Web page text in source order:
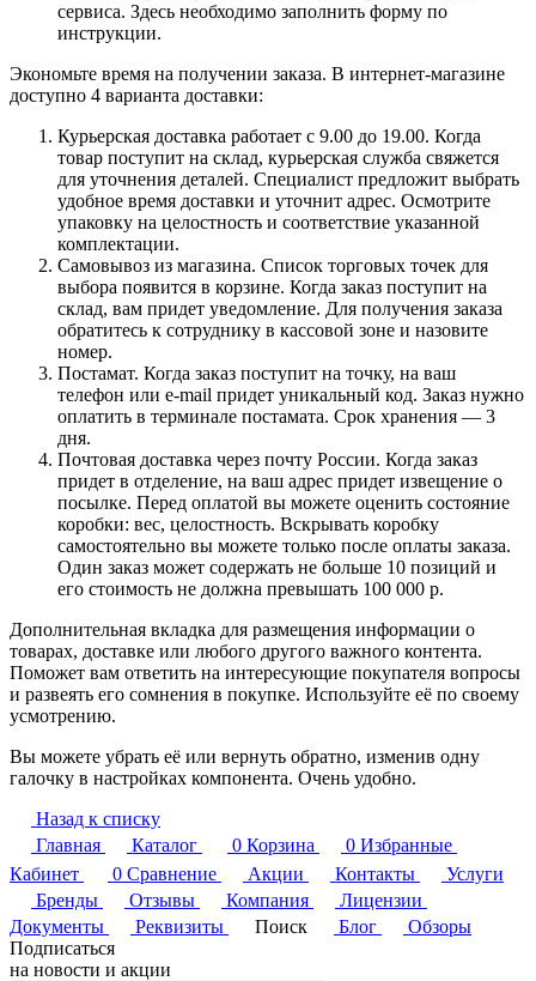
сервиса. Здесь необходимо заполнить форму по
инструкции.
Экономьте время на получении заказа. В интернет-магазине
доступно 4 варианта доставки:
Курьерская доставка работает с 9.00 до 19.00. Когда
товар поступит на склад, курьерская служба свяжется
для уточнения деталей. Специалист предложит выбрать
удобное время доставки и уточнит адрес. Осмотрите
упаковку на целостность и соответствие указанной
комплектации.
Самовывоз из магазина. Список торговых точек для
выбора появится в корзине. Когда заказ поступит на
склад, вам придет уведомление. Для получения заказа
обратитесь к сотруднику в кассовой зоне и назовите
номер.
Постамат. Когда заказ поступит на точку, на ваш
телефон или e-mail придет уникальный код. Заказ нужно
оплатить в терминале постамата. Срок хранения — 3
дня.
Почтовая доставка через почту России. Когда заказ
придет в отделение, на ваш адрес придет извещение о
посылке. Перед оплатой вы можете оценить состояние
коробки: вес, целостность. Вскрывать коробку
самостоятельно вы можете только после оплаты заказа.
Один заказ может содержать не больше 10 позиций и
его стоимость не должна превышать 100 000 р.
Дополнительная вкладка для размещения информации о
товарах, доставке или любого другого важного контента.
Поможет вам ответить на интересующие покупателя вопросы
и развеять его сомнения в покупке. Используйте её по своему
усмотрению.
Вы можете убрать её или вернуть обратно, изменив одну
галочку в настройках компонента. Очень удобно.
Назад к списку
Главная
Каталог 0 Корзина 0 Избранные
Кабинет
0 Сравнение Акции Контакты
Услуги
Бренды
Отзывы Компания
Лицензии
Документы
Реквизиты Поиск Блог
Обзоры
Подписаться
на новости и акции